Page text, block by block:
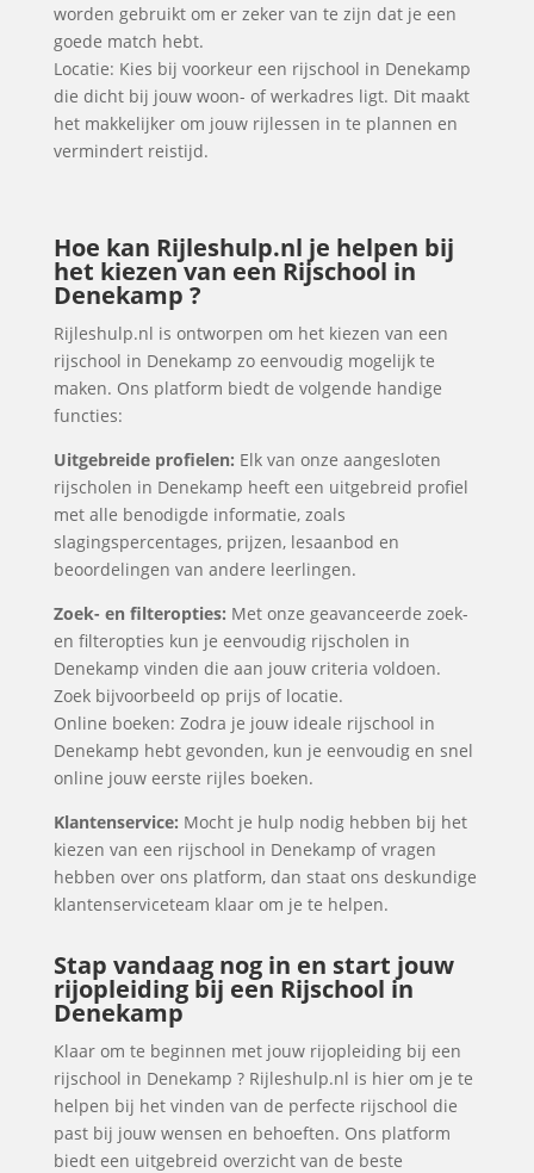
worden gebruikt om er zeker van te zijn dat je een
goede match hebt.
Locatie: Kies bij voorkeur een rijschool in Denekamp
die dicht bij jouw woon- of werkadres ligt. Dit maakt
het makkelijker om jouw rijlessen in te plannen en
vermindert reistijd.
Hoe kan Rijleshulp.nl je helpen bij
het kiezen van een Rijschool in
Denekamp ?
Rijleshulp.nl is ontworpen om het kiezen van een
rijschool in Denekamp zo eenvoudig mogelijk te
maken. Ons platform biedt de volgende handige
functies:
Uitgebreide profielen: Elk van onze aangesloten
rijscholen in Denekamp heeft een uitgebreid profiel
met alle benodigde informatie, zoals
slagingspercentages, prijzen, lesaanbod en
beoordelingen van andere leerlingen.
Zoek- en filteropties: Met onze geavanceerde zoek-
en filteropties kun je eenvoudig rijscholen in
Denekamp vinden die aan jouw criteria voldoen.
Zoek bijvoorbeeld op prijs of locatie.
Online boeken: Zodra je jouw ideale rijschool in
Denekamp hebt gevonden, kun je eenvoudig en snel
online jouw eerste rijles boeken.
Klantenservice: Mocht je hulp nodig hebben bij het
kiezen van een rijschool in Denekamp of vragen
hebben over ons platform, dan staat ons deskundige
klantenserviceteam klaar om je te helpen.
Stap vandaag nog in en start jouw
rijopleiding bij een Rijschool in
Denekamp
Klaar om te beginnen met jouw rijopleiding bij een
rijschool in Denekamp ? Rijleshulp.nl is hier om je te
helpen bij het vinden van de perfecte rijschool die
past bij jouw wensen en behoeften. Ons platform
biedt een uitgebreid overzicht van de beste